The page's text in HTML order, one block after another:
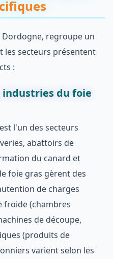
regroupe un
les secteurs présentent
:
du foie
l'un des secteurs
abattoirs de
du canard et
foie gras gèrent des
de charges
froide (chambres
de découpe,
(produits de
varient selon les